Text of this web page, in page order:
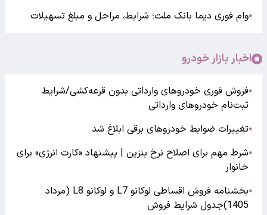
●وام فوری دیما بانک ملت؛ شرایط، مراحل و مبلغ تسهیلات
اخبار بازار خودرو
●فروش فوری خودروهای وارداتی بدون قرعه‌کشی/شرایط
ثبت‌نام خودروهای وارداتی
●تغییرات ضوابط خودروهای برقی ابلاغ شد
●شرط مهم برای اصلاح نرخ بنزین | پیشنهاد «کارت انرژی» برای
خانوار
●
بخشنامه فروش اقساطی لوکانو L7 و لوکانو L8 (مرداد
1405)جدول شرایط فروش